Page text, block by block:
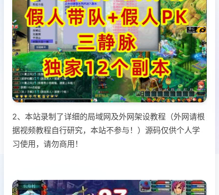
2、本站录制了详细的局域网及外网架设教程（外网请根
据视频教程自行研究，本站不参与！）源码仅供个人学
习使用，请勿商用！